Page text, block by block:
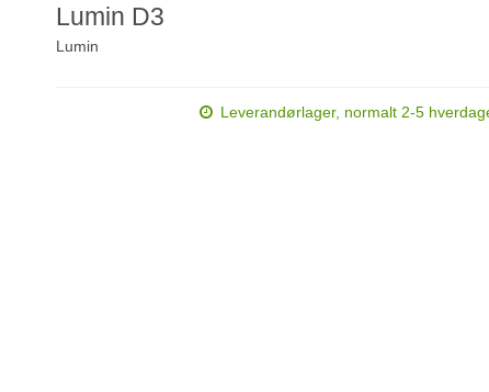
Lumin D3
Lumin
Leverandørlager, normalt 2-5